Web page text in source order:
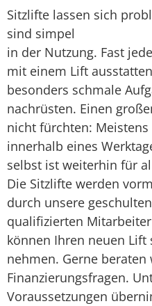
Sitzlifte lassen sich
sind simpel
in der Nutzung. Fast
mit einem Lift
besonders schmale
nachrüsten. Einen
nicht fürchten:
innerhalb eines
selbst ist weiterhin für
Die Sitzlifte werden
durch unsere
qualifizierten
können Ihren neuen Lift
nehmen. Gerne beraten
Finanzierungsfragen.
Voraussetzungen